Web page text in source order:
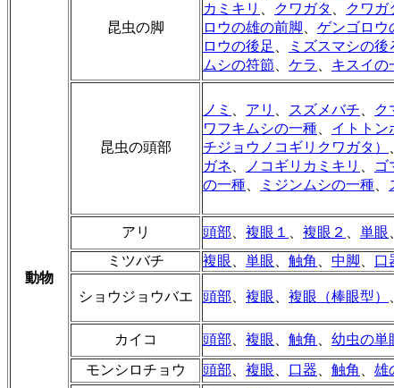
動物
昆虫の脚
カミキリ 、 クワガタ 、 クワガ
ロウの雄の前脚、 ゲンゴロウ
ロウの後足 、 ミズスマシの後
ムシの符節、 ケラ 、 キスイの
昆虫の頭部
ノミ 、 アリ 、 スズメバチ、 ク
ワフキムシの一種、 イトトン
チジョウノコギリクワガタ）
ガネ、 ノコギリカミキリ 、 ゴ
の一種、 ミジンムシの一種、
アリ 頭部、 複眼１ 、 複眼２ 、 単眼
ミツバチ
複眼、 単眼、 触角 、 中脚、 口
ショウジョウバエ 頭部、 複眼、 複眼（棒眼型）
カイコ 頭部、 複眼、 触角 、 幼虫の単
モンシロチョウ
頭部、 複眼、 口器、 触角 、 雄